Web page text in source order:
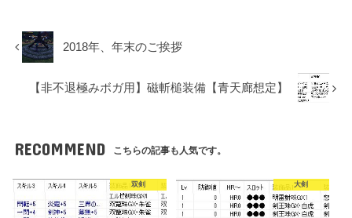
2018年、年末のご挨拶
【非不退極みボガ用】磁斬槌装備【青天廊想定】
RECOMMEND こちらの記事も人気です。
双剣 大剣